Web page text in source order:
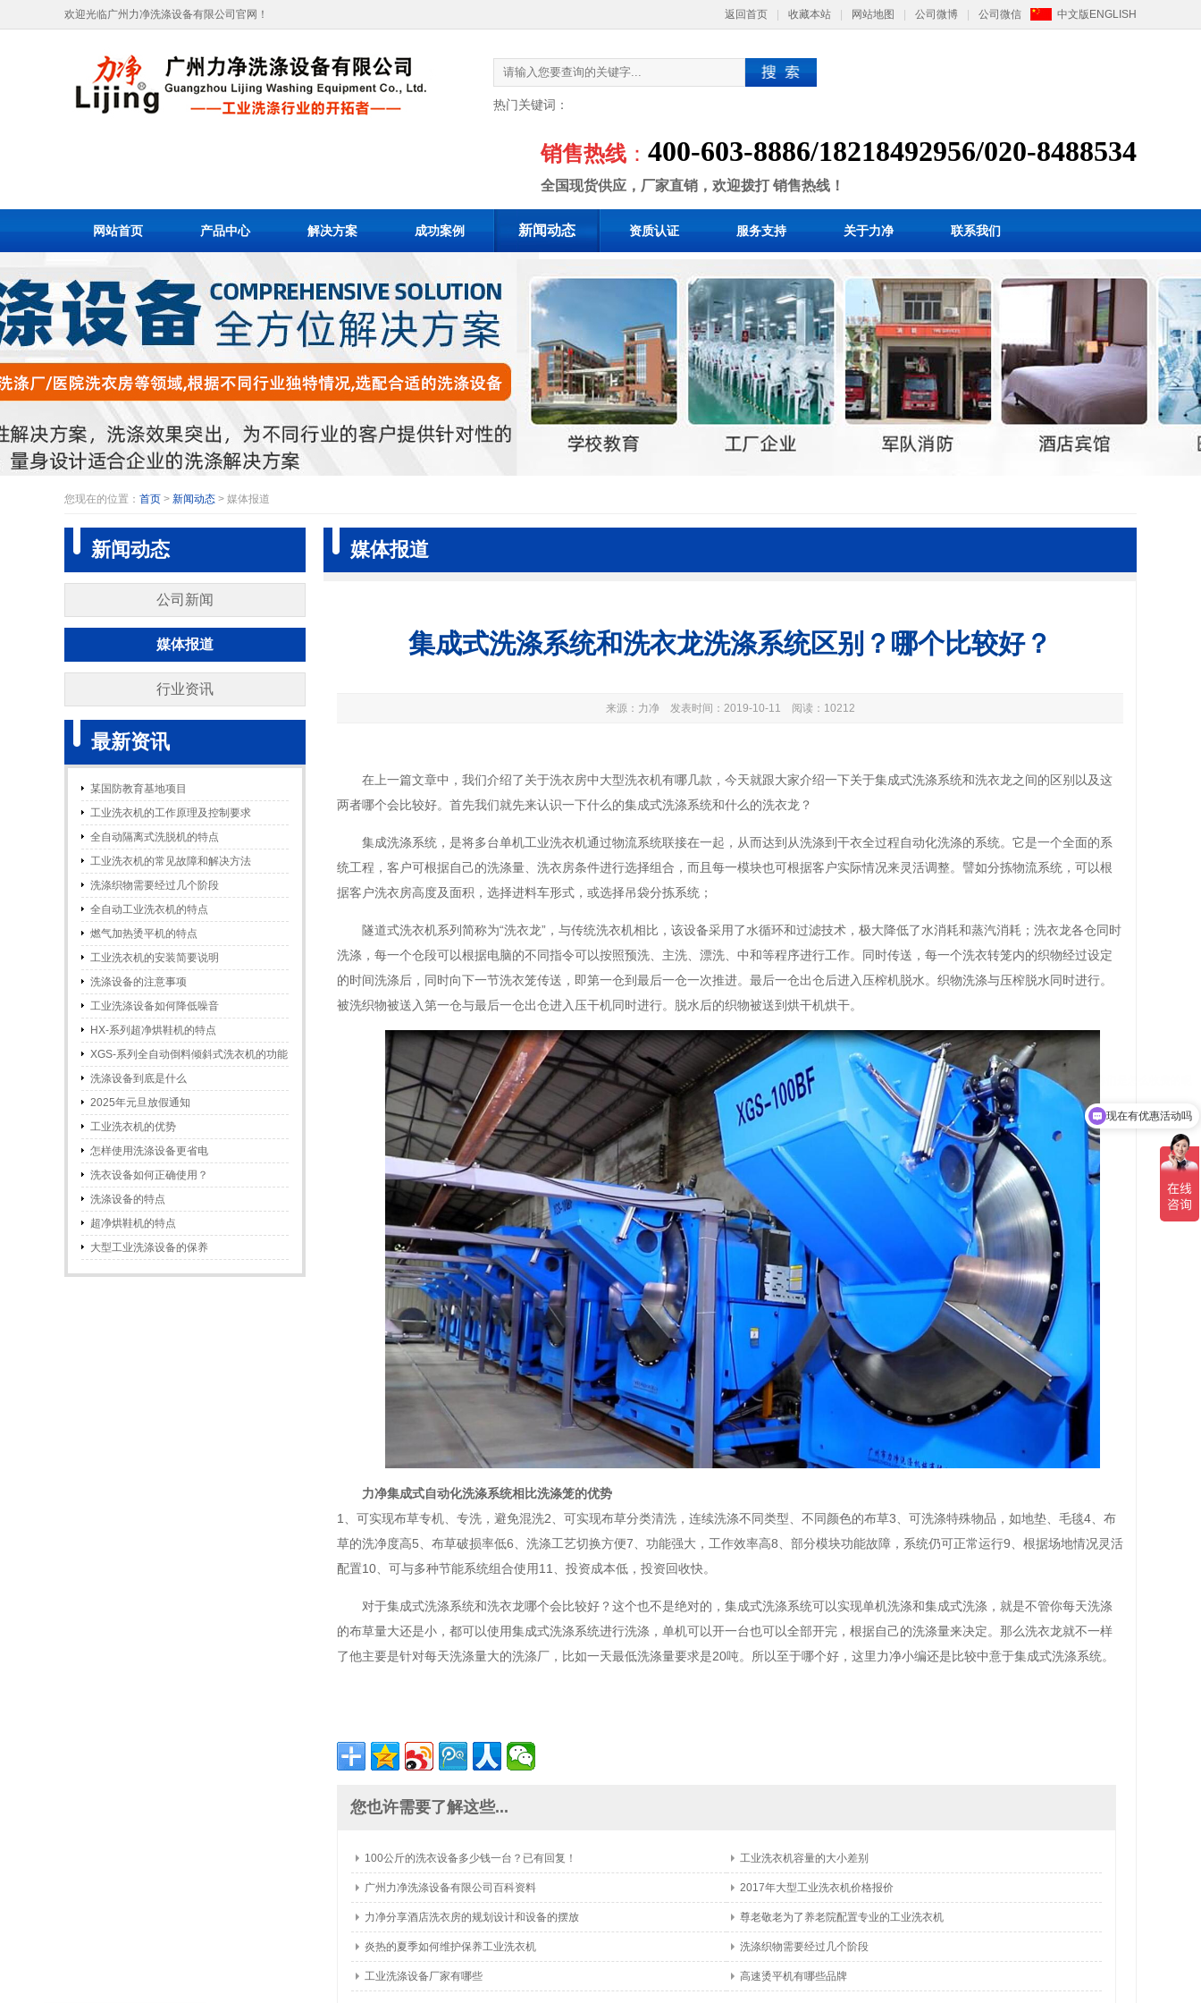
欢迎光临广州力净洗涤设备有限公司官网！ 返回首页 收藏本站 网站地图 公司微博 公司微信 中文版 ENGLISH
热门关键词：
销售热线 ： 400-603-8886/18218492956/020-8488534
全国现货供应，厂家直销，欢迎拨打 销售热线！
网站首页 产品中心 解决方案 成功案例 新闻动态 资质认证 服务支持 关于力净 联系我们
您现在的位置： 首页 > 新闻动态 > 媒体报道
新闻动态
公司新闻
媒体报道
行业资讯
最新资讯
某国防教育基地项目
工业洗衣机的工作原理及控制要求
全自动隔离式洗脱机的特点
工业洗衣机的常见故障和解决方法
洗涤织物需要经过几个阶段
全自动工业洗衣机的特点
燃气加热烫平机的特点
工业洗衣机的安装简要说明
洗涤设备的注意事项
工业洗涤设备如何降低噪音
HX-系列超净烘鞋机的特点
XGS-系列全自动倒料倾斜式洗衣机的功能
和特点
洗涤设备到底是什么
2025年元旦放假通知
工业洗衣机的优势
怎样使用洗涤设备更省电
洗衣设备如何正确使用？
洗涤设备的特点
超净烘鞋机的特点
大型工业洗涤设备的保养
媒体报道
集成式洗涤系统和洗衣龙洗涤系统区别？哪个比较好？
来源：力净 发表时间：2019-10-11 阅读：10212
在上一篇文章中，我们介绍了关于洗衣房中大型洗衣机有哪几款，今天就跟大家介绍一下关于集成式洗涤系统和洗衣龙之间的区别以及这
两者哪个会比较好。首先我们就先来认识一下什么的集成式洗涤系统和什么的洗衣龙？
集成洗涤系统，是将多台单机工业洗衣机通过物流系统联接在一起，从而达到从洗涤到干衣全过程自动化洗涤的系统。它是一个全面的系
统工程，客户可根据自己的洗涤量、洗衣房条件进行选择组合，而且每一模块也可根据客户实际情况来灵活调整。譬如分拣物流系统，可以根
据客户洗衣房高度及面积，选择进料车形式，或选择吊袋分拣系统；
隧道式洗衣机系列简称为“洗衣龙”，与传统洗衣机相比，该设备采用了水循环和过滤技术，极大降低了水消耗和蒸汽消耗；洗衣龙各仓同时
洗涤，每一个仓段可以根据电脑的不同指令可以按照预洗、主洗、漂洗、中和等程序进行工作。同时传送，每一个洗衣转笼内的织物经过设定
的时间洗涤后，同时向下一节洗衣笼传送，即第一仓到最后一仓一次推进。最后一仓出仓后进入压榨机脱水。织物洗涤与压榨脱水同时进行。
被洗织物被送入第一仓与最后一仓出仓进入压干机同时进行。脱水后的织物被送到烘干机烘干。
力净集成式自动化洗涤系统相比洗涤笼的优势
1、可实现布草专机、专洗，避免混洗2、可实现布草分类清洗，连续洗涤不同类型、不同颜色的布草3、可洗涤特殊物品，如地垫、毛毯4、布
草的洗净度高5、布草破损率低6、洗涤工艺切换方便7、功能强大，工作效率高8、部分模块功能故障，系统仍可正常运行9、根据场地情况灵活
配置10、可与多种节能系统组合使用11、投资成本低，投资回收快。
对于集成式洗涤系统和洗衣龙哪个会比较好？这个也不是绝对的，集成式洗涤系统可以实现单机洗涤和集成式洗涤，就是不管你每天洗涤
的布草量大还是小，都可以使用集成式洗涤系统进行洗涤，单机可以开一台也可以全部开完，根据自己的洗涤量来决定。那么洗衣龙就不一样
了他主要是针对每天洗涤量大的洗涤厂，比如一天最低洗涤量要求是20吨。所以至于哪个好，这里力净小编还是比较中意于集成式洗涤系统。
您也许需要了解这些...
100公斤的洗衣设备多少钱一台？已有回复！ 工业洗衣机容量的大小差别
广州力净洗涤设备有限公司百科资料 2017年大型工业洗衣机价格报价
力净分享酒店洗衣房的规划设计和设备的摆放 尊老敬老为了养老院配置专业的工业洗衣机
炎热的夏季如何维护保养工业洗衣机 洗涤织物需要经过几个阶段
工业洗涤设备厂家有哪些 高速烫平机有哪些品牌
现在有优惠活动吗